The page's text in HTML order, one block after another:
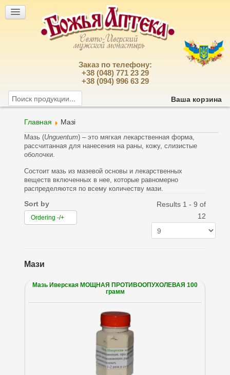
Заказ по телефону:
+38 (048) 771 23 29
+38 (094) 996 63 29
Ваша корзина
Главная Мазі
Мазь (Unguentum) – это мягкая лекарственная форма,
рассчитанная для нанесения на раны, кожу, слизистые
оболочки.
Состоит мазь из мазевой основы и лекарственных
веществ включенных в нее, которые равномерно
распределяются по всему количеству мази.
Sort by
Ordering -/+
Results 1 - 9 of
12
Мази
Мазь Иверская МОЩНАЯ ПРОТИВООПУХОЛЕВАЯ 100
грамм